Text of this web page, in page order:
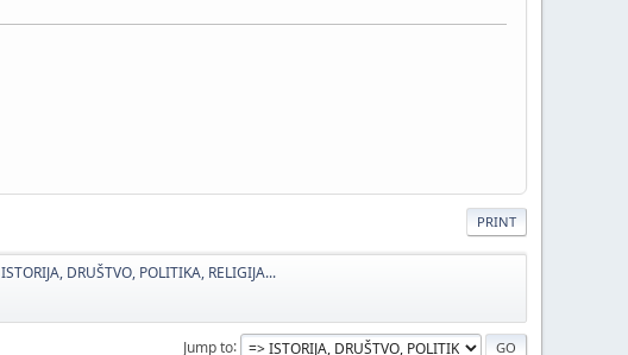
PRINT
ISTORIJA, DRUŠTVO, POLITIKA, RELIGIJA...
Jump to